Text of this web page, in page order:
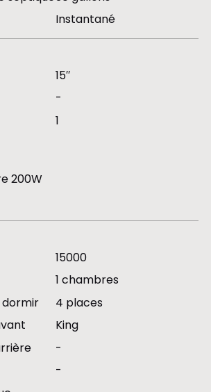
Instantané
15′′
-
1
200W
15000
1 chambres
dormir
4 places
King
-
-